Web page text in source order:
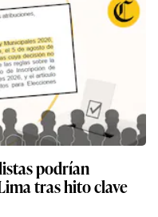
podrían
tras hito clave